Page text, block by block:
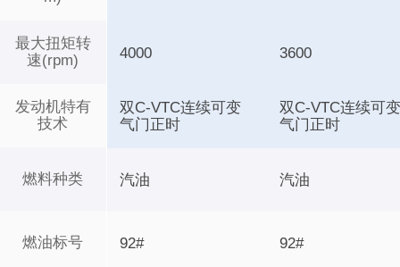
最大扭矩转
速(rpm)
发动机特有
技术
燃料种类
燃油标号
4000 3600
双C-VTC连续可变
气门正时
双C-VTC连续可
气门正时
汽油 汽油
92# 92#